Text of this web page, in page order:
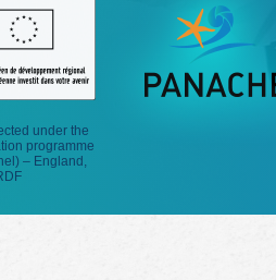
under the
programme
– England,